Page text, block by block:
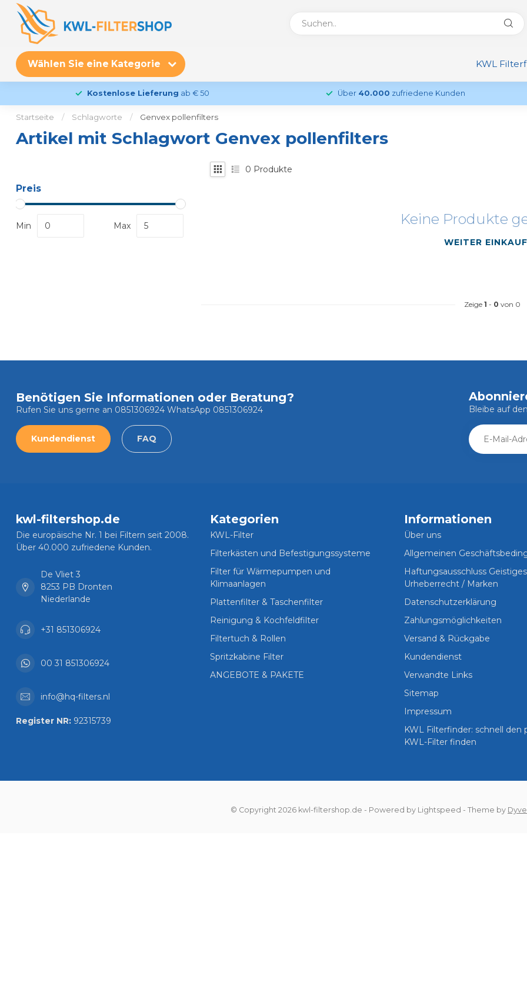
Wählen Sie eine Kategorie KWL
Kostenlose Lieferung ab € 50 Über 40.000 zufriedene Kunden
Startseite / Schlagworte / Genvex pollenfilters
Artikel mit Schlagwort Genvex pollenfilters
Preis
Min Max
0 Produkte
Keine Produkte
WEITER
Zeige 1 - 0 von 0
Benötigen Sie Informationen oder Beratung?
Rufen Sie uns gerne an 0851306924 WhatsApp 0851306924
Kundendienst FAQ
Bleibe auf
kwl-filtershop.de
Die europäische Nr. 1 bei Filtern seit 2008.
Über 40.000 zufriedene Kunden.
De Vliet 3
8253 PB Dronten
Niederlande
+31 851306924
00 31 851306924
info@hq-filters.nl
Register NR: 92315739
Kategorien
KWL-Filter
Filterkästen und Befestigungssysteme
Filter für Wärmepumpen und
Klimaanlagen
Plattenfilter & Taschenfilter
Reinigung & Kochfeldfilter
Filtertuch & Rollen
Spritzkabine Filter
ANGEBOTE & PAKETE
Informationen
Über uns
Allgemeinen
Haftungsausschluss
Urheberrecht / Marken
Datenschutzerklärung
Zahlungsmöglichkeiten
Versand & Rückgabe
Kundendienst
Verwandte Links
Sitemap
Impressum
KWL Filterfinder: schnell den
KWL-Filter finden
© Copyright 2026 kwl-filtershop.de - Powered by Lightspeed - Theme by